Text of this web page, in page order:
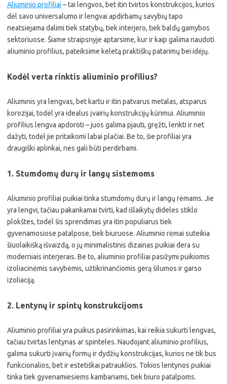
Aliuminio profiliai – tai lengvos, bet itin tvirtos konstrukcijos, kurios
dėl savo universalumo ir lengvai apdirbamų savybių tapo
neatsiejama dalimi tiek statybų, tiek interjero, tiek baldų gamybos
sektoriuose. Šiame straipsnyje aptarsime, kur ir kaip galima naudoti
aliuminio profilius, pateiksime keletą praktiškų patarimų bei idėjų.
Kodėl verta rinktis aliuminio profilius?
Aliuminis yra lengvas, bet kartu ir itin patvarus metalas, atsparus
korozijai, todėl yra idealus įvairių konstrukcijų kūrimui. Aliuminio
profilius lengva apdoroti – juos galima pjauti, gręžti, lenkti ir net
dažyti, todėl jie pritaikomi labai plačiai. Be to, šie profiliai yra
draugiški aplinkai, nes gali būti perdirbami.
1. Stumdomų durų ir langų sistemoms
Aliuminio profiliai puikiai tinka stumdomų durų ir langų rėmams. Jie
yra lengvi, tačiau pakankamai tvirti, kad išlaikytų dideles stiklo
plokštes, todėl šis sprendimas yra itin populiarus tiek
gyvenamosiose patalpose, tiek biuruose. Aliuminio rėmai suteikia
šiuolaikišką išvaizdą, o jų minimalistinis dizainas puikiai dera su
moderniais interjerais. Be to, aliuminio profiliai pasižymi puikiomis
izoliacinėmis savybėmis, užtikrinančiomis gerą šilumos ir garso
izoliaciją.
2. Lentynų ir spintų konstrukcijoms
Aliuminio profiliai yra puikus pasirinkimas, kai reikia sukurti lengvas,
tačiau tvirtas lentynas ar spinteles. Naudojant aliuminio profilius,
galima sukurti įvairių formų ir dydžių konstrukcijas, kurios ne tik bus
funkcionalios, bet ir estetiškai patrauklios. Tokios lentynos puikiai
tinka tiek gyvenamiesiems kambariams, tiek biuro patalpoms.